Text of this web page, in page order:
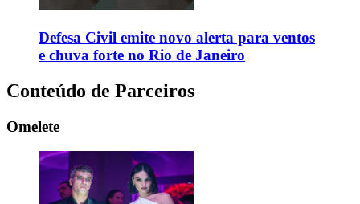
Defesa Civil emite novo alerta para ventos
e chuva forte no Rio de Janeiro
Conteúdo de Parceiros
Omelete